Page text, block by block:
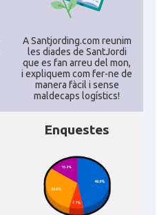
A Santjording.com reunim
les diades de SantJordi
que es fan arreu del mon,
i expliquem com fer-ne de
manera fàcil i sense
maldecaps logí­stics!
Enquestes